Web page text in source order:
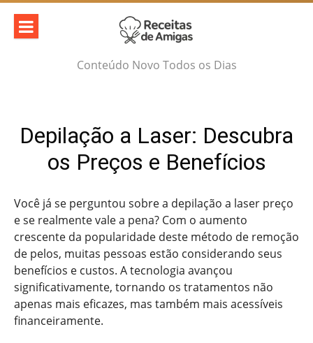
Skip
content
Conteúdo Novo Todos os Dias
Depilação a Laser: Descubra
os Preços e Benefícios
Você já se perguntou sobre a depilação a laser preço
e se realmente vale a pena? Com o aumento
crescente da popularidade deste método de remoção
de pelos, muitas pessoas estão considerando seus
benefícios e custos. A tecnologia avançou
significativamente, tornando os tratamentos não
apenas mais eficazes, mas também mais acessíveis
financeiramente.